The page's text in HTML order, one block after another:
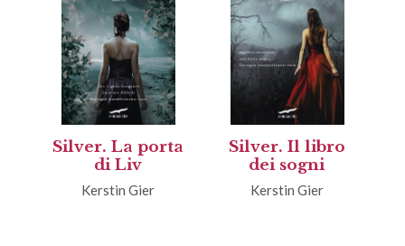
Silver. La porta
di Liv
Kerstin Gier
Silver. Il libro
dei sogni
Kerstin Gier